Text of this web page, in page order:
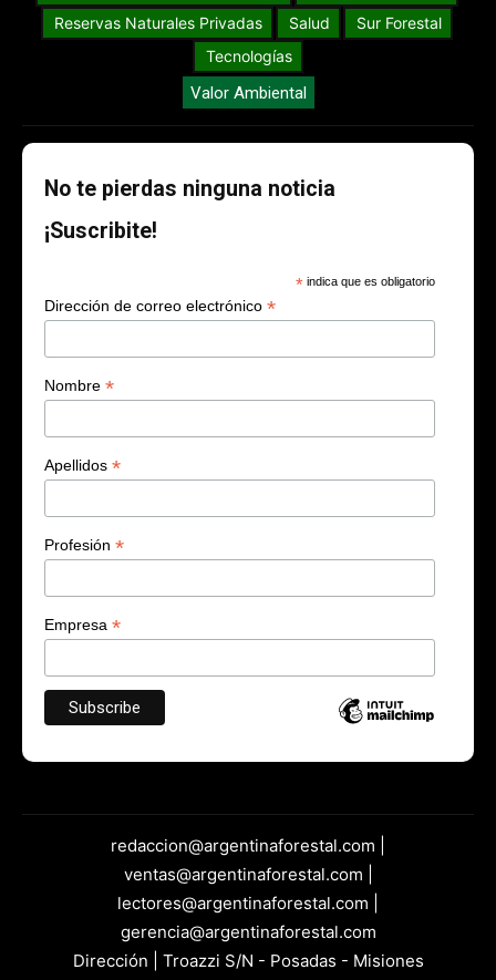
Reservas Naturales Privadas
Salud
Sur Forestal
Tecnologías
Valor Ambiental
No te pierdas ninguna noticia
¡Suscribite!
* indica que es obligatorio
Dirección de correo electrónico *
Nombre *
Apellidos *
Profesión *
Empresa *
redaccion@argentinaforestal.com |
ventas@argentinaforestal.com |
lectores@argentinaforestal.com |
gerencia@argentinaforestal.com
Dirección | Troazzi S/N - Posadas - Misiones